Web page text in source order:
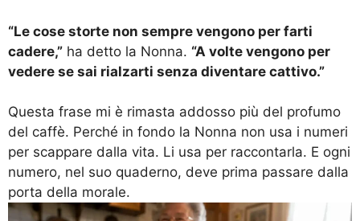
“Le cose storte non sempre vengono per farti
cadere,” ha detto la Nonna. “A volte vengono per
vedere se sai rialzarti senza diventare cattivo.”
Questa frase mi è rimasta addosso più del profumo
del caffè. Perché in fondo la Nonna non usa i numeri
per scappare dalla vita. Li usa per raccontarla. E ogni
numero, nel suo quaderno, deve prima passare dalla
porta della morale.